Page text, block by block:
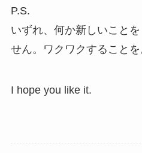
P.S.
いずれ、何か新しいこと
せん。ワクワクすることを
I hope you like it.